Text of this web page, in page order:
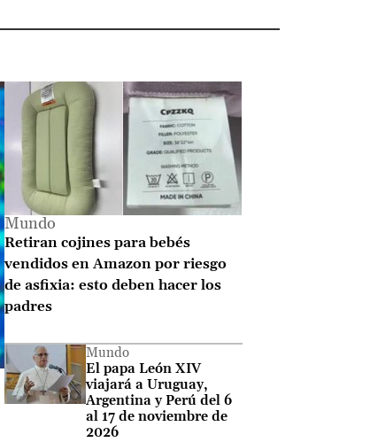
Mundo
Retiran cojines para bebés
vendidos en Amazon por riesgo
de asfixia: esto deben hacer los
padres
Mundo
El papa León XIV
viajará a Uruguay,
Argentina y Perú del 6
al 17 de noviembre de
2026